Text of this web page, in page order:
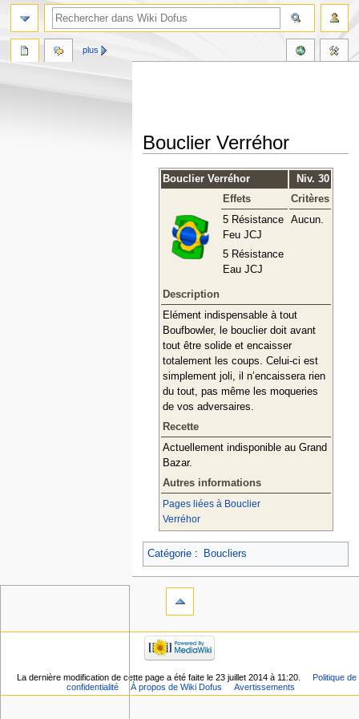
Bouclier Verréhor
navigation
recherche
Bouclier Verréhor
Niv. 30
Effets
Critères
5 Résistance
Feu JCJ
5 Résistance
Eau JCJ
Aucun.
Description
Elément indispensable à tout
Boufbowler, le bouclier doit avant
tout être solide et encaisser
totalement les coups. Celui-ci est
simplement joli, il n’encaissera rien
du tout, pas même les moqueries
de vos adversaires.
Recette
Actuellement indisponible au Grand
Bazar.
Autres informations
Pages liées à Bouclier
Verréhor
Catégorie: Boucliers
plus
La dernière modification de cette page a été faite le 23 juillet 2014 à 11:20.
Politique de
confidentialité
À propos de Wiki Dofus Avertissements